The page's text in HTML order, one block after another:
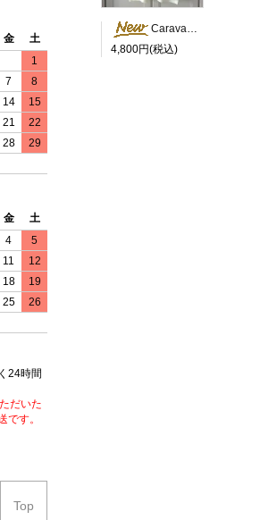
Caravan Peace Tシャツ
4,800円(税込)
金
土
1
7
8
14
15
21
22
28
29
金
土
4
5
11
12
18
19
25
26
24時間
だいた
です。
Top